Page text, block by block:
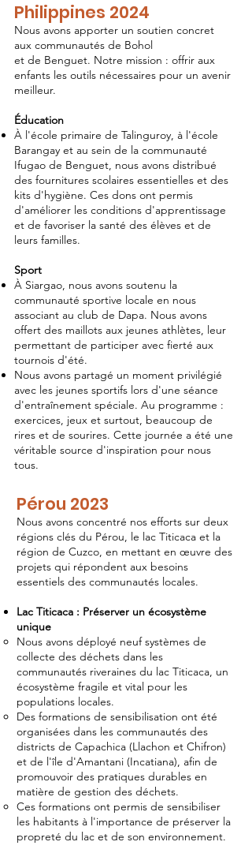
Philippines 2024
Nous avons apporter un soutien concret
aux communautés de Bohol
et de Benguet. Notre mission : offrir aux
enfants les outils nécessaires pour un avenir
meilleur.
Éducation
À l'école primaire de Talinguroy, à l'école
Barangay et au sein de la communauté
Ifugao de Benguet, nous avons distribué
des fournitures scolaires essentielles et des
kits d'hygiène. Ces dons ont permis
d'améliorer les conditions d'apprentissage
et de favoriser la santé des élèves et de
leurs familles.
Sport
À Siargao, nous avons soutenu la
communauté sportive locale en nous
associant au club de Dapa. Nous avons
offert des maillots aux jeunes athlètes, leur
permettant de participer avec fierté aux
tournois d'été.
Nous avons partagé un moment privilégié
avec les jeunes sportifs lors d'une séance
d'entraînement spéciale. Au programme :
exercices, jeux et surtout, beaucoup de
rires et de sourires. Cette journée a été une
véritable source d'inspiration pour nous
tous.
Pérou 2023
Nous avons concentré nos efforts sur deux
régions clés du Pérou, le lac Titicaca et la
région de Cuzco, en mettant en œuvre des
projets qui répondent aux besoins
essentiels des communautés locales.
Lac Titicaca : Préserver un écosystème
unique
Nous avons déployé neuf systèmes de
collecte des déchets dans les
communautés riveraines du lac Titicaca, un
écosystème fragile et vital pour les
populations locales.
Des formations de sensibilisation ont été
organisées dans les communautés des
districts de Capachica (Llachon et Chifron)
et de l'île d'Amantani (Incatiana), afin de
promouvoir des pratiques durables en
matière de gestion des déchets.
Ces formations ont permis de sensibiliser
les habitants à l'importance de préserver la
propreté du lac et de son environnement.